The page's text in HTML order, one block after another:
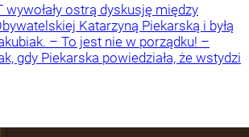
wywołały ostrą dyskusję między
Katarzyną Piekarską i byłą
– To jest nie w porządku! –
gdy Piekarska powiedziała, że wstydzi